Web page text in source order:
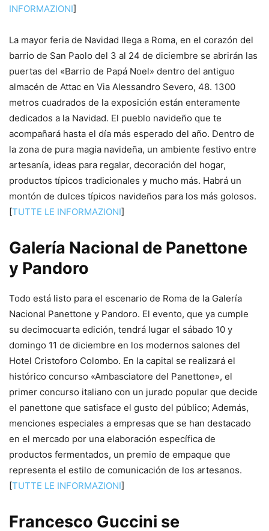
INFORMAZIONI]
La mayor feria de Navidad llega a Roma, en el corazón del
barrio de San Paolo del 3 al 24 de diciembre se abrirán las
puertas del «Barrio de Papá Noel» dentro del antiguo
almacén de Attac en Via Alessandro Severo, 48. 1300
metros cuadrados de la exposición están enteramente
dedicados a la Navidad. El pueblo navideño que te
acompañará hasta el día más esperado del año. Dentro de
la zona de pura magia navideña, un ambiente festivo entre
artesanía, ideas para regalar, decoración del hogar,
productos típicos tradicionales y mucho más. Habrá un
montón de dulces típicos navideños para los más golosos.
[TUTTE LE INFORMAZIONI]
Galería Nacional de Panettone
y Pandoro
Todo está listo para el escenario de Roma de la Galería
Nacional Panettone y Pandoro. El evento, que ya cumple
su decimocuarta edición, tendrá lugar el sábado 10 y
domingo 11 de diciembre en los modernos salones del
Hotel Cristoforo Colombo. En la capital se realizará el
histórico concurso «Ambasciatore del Panettone», el
primer concurso italiano con un jurado popular que decide
el panettone que satisface el gusto del público; Además,
menciones especiales a empresas que se han destacado
en el mercado por una elaboración específica de
productos fermentados, un premio de empaque que
representa el estilo de comunicación de los artesanos.
[TUTTE LE INFORMAZIONI]
Francesco Guccini se